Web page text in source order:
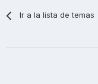
Ir a la lista de temas